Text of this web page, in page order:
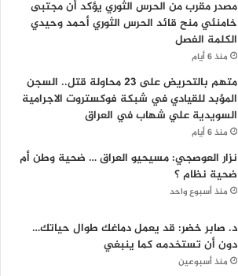
مصدر مقرب من الحرس الثوري يؤكد أن مجتبى
خامنئي منح قائد الحرس الثوري أحمد وحيدي
الكلمة الفصل
منذ 6 أيام
متهم بالتحريض على 23 محاولة قتل.. السجن
المؤبد للقيادي في شبكة فوكستروت الاجرامية
السويدية علي شهاب في العراق
منذ 6 أيام
نزار العوصجي: مسيحيو العراق … ضحية وطن أم
ضحية نظام ؟
منذ أسبوع واحد
د. صابر خضر: قد يعمل دماغك طوال حياتك…
دون أن تستخدمه كما ينبغي
منذ أسبوعين